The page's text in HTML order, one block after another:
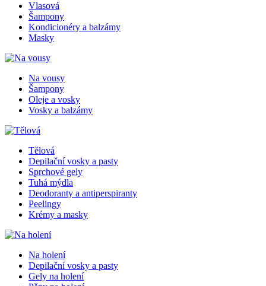
Vlasová
Šampony
Kondicionéry a balzámy
Masky
Na vousy
Šampony
Oleje a vosky
Vosky a balzámy
Tělová
Depilační vosky a pasty
Sprchové gely
Tuhá mýdla
Deodoranty a antiperspiranty
Peelingy
Krémy a masky
Na holení
Depilační vosky a pasty
Gely na holení